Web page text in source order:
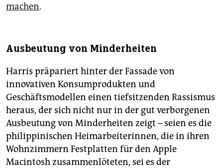
machen.
Ausbeutung von Minderheiten
Harris präpariert hinter der Fassade von
innovativen Konsumprodukten und
Geschäftsmodellen einen tiefsitzenden Rassismus
heraus, der sich nicht nur in der gut verborgenen
Ausbeutung von Minderheiten zeigt – seien es die
philippinischen Heimarbeiterinnen, die in ihren
Wohnzimmern Festplatten für den Apple
Macintosh zusammenlöteten, sei es der